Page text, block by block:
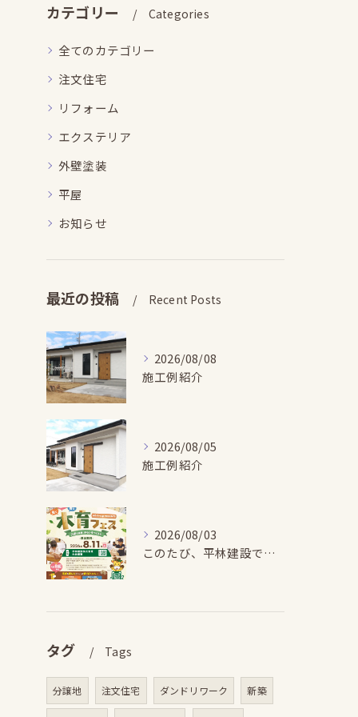
カテゴリー Categories
全てのカテゴリー
注文住宅
リフォーム
エクステリア
外壁塗装
平屋
お知らせ
最近の投稿 Recent Posts
2026/08/08
施工例紹介
2026/08/05
施工例紹介
2026/08/03
このたび、平林建設では、お子さまが木とふれあい・木について学...
タグ Tags
分譲地 注文住宅 ダンドリワーク 新築